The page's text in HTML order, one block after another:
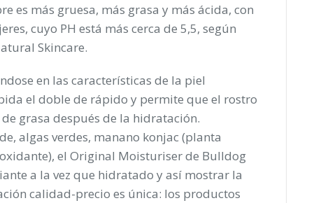
es más gruesa, más grasa y más ácida, con
cuyo PH está más cerca de 5,5, según
Skincare.
en las características de la piel
el doble de rápido y permite que el rostro
grasa después de la hidratación.
algas verdes, manano konjac (planta
el Original Moisturiser de Bulldog
a la vez que hidratado y así mostrar la
calidad-precio es única: los productos